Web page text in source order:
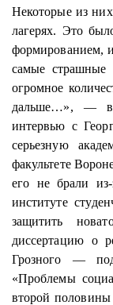
Некоторые из
лагерях. Это
формированием,
самые
огромное
дальше…», —
интервью с
серьезную
факультете
его не брали
институте
защитить
диссертацию о
Грозного — под
«Проблемы
второй